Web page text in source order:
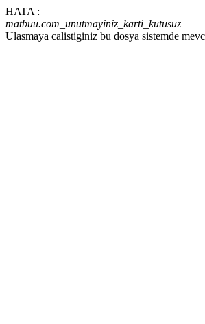
HATA :
matbuu.com_unutmayiniz_karti_kutusuz
Ulasmaya calistiginiz bu dosya sistemde